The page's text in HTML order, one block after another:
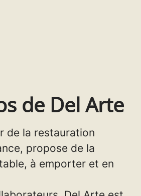
de Del Arte
de la restauration
propose de la
à emporter et en